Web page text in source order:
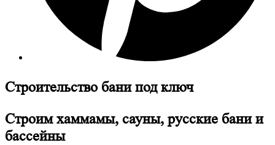
Строительство бани под ключ
Строим хаммамы, сауны, русские бани и
бассейны